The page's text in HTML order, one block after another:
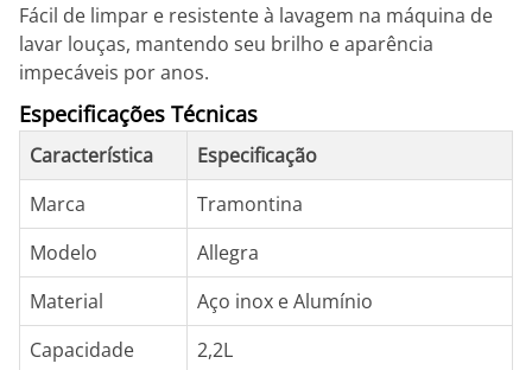
Fácil de limpar e resistente à lavagem na máquina de
lavar louças, mantendo seu brilho e aparência
impecáveis por anos.
Especificações Técnicas
Característica
Especificação
Marca
Tramontina
Modelo
Allegra
Material
Aço inox e Alumínio
Capacidade
2,2L